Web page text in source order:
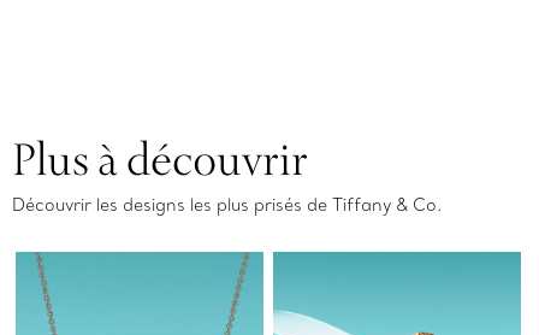
Plus à découvrir
Découvrir les designs les plus prisés de Tiffany & Co.